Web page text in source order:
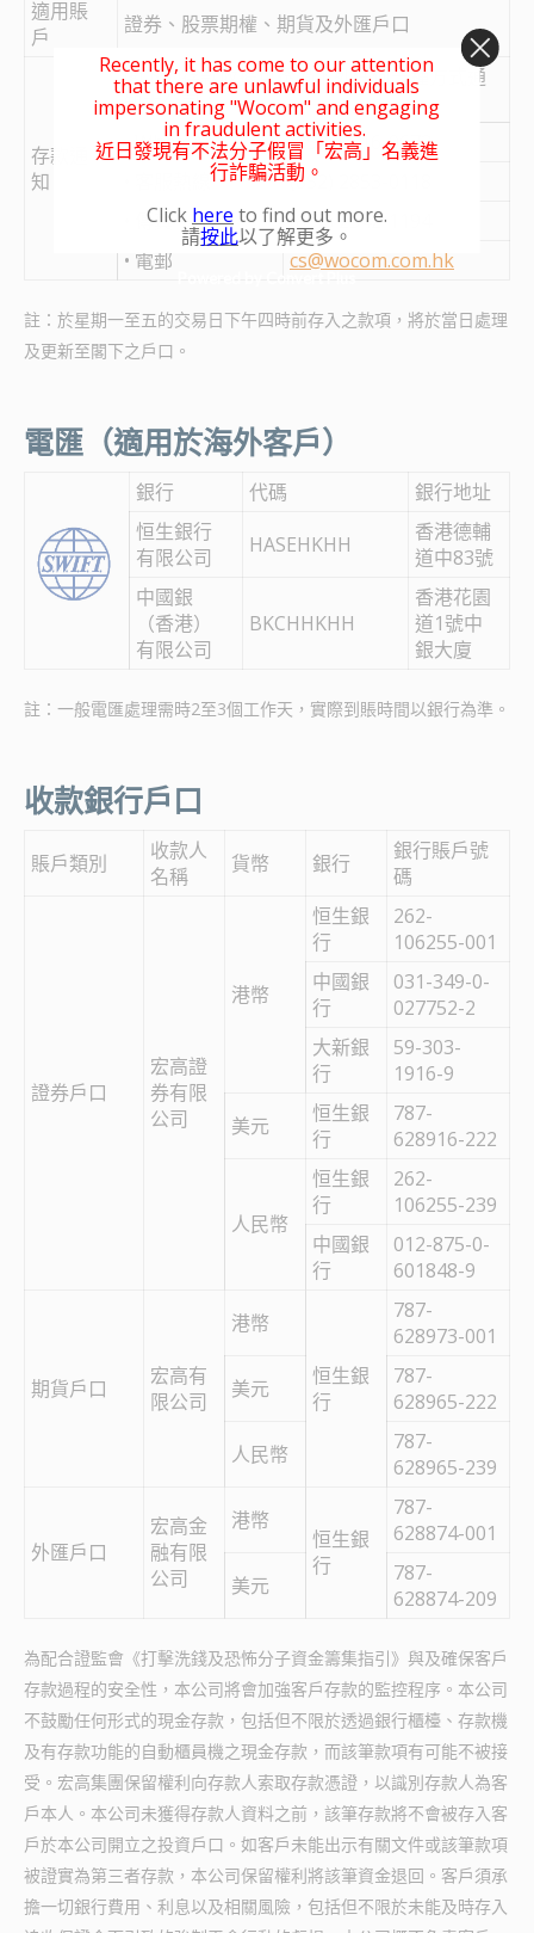
適用賬
戶
證券、股票期權、期貨及外匯戶口
存款通
知
閣下的存款收據可透過下列任何一種方式通
知本公司：
• WhatsApp
(852) 5616-0672
• 客服熱線
(852) 2853-0118
• 傳真
(852) 2542-1194
• 電郵
cs@wocom.com.hk
註：於星期一至五的交易日下午四時前存入之款項，將於當日處理
及更新至閣下之戶口。
電匯（適用於海外客戶）
銀行 代碼
銀行地址
恒生銀行
有限公司
HASEHKHH
香港德輔
道中83號
中國銀
（香港）
有限公司
BKCHHKHH
香港花園
道1號中
銀大廈
註：一般電匯處理需時2至3個工作天，實際到賬時間以銀行為準。
收款銀行戶口
賬戶類別
收款人
名稱
貨幣 銀行
銀行賬戶號
碼
證券戶口
宏高證
券有限
公司
港幣
恒生銀
行
262-
106255-001
中國銀
行
031-349-0-
027752-2
大新銀
行
59-303-
1916-9
美元
恒生銀
行
787-
628916-222
人民幣
恒生銀
行
262-
106255-239
中國銀
行
012-875-0-
601848-9
期貨戶口
宏高有
限公司
港幣
恒生銀
行
787-
628973-001
美元
787-
628965-222
人民幣
787-
628965-239
外匯戶口
宏高金
融有限
公司
港幣
恒生銀
行
787-
628874-001
美元
787-
628874-209
為配合證監會《打擊洗錢及恐怖分子資金籌集指引》與及確保客戶
存款過程的安全性，本公司將會加強客戶存款的監控程序。本公司
不鼓勵任何形式的現金存款，包括但不限於透過銀行櫃檯、存款機
及有存款功能的自動櫃員機之現金存款，而該筆款項有可能不被接
受。宏高集團保留權利向存款人索取存款憑證，以識別存款人為客
戶本人。本公司未獲得存款人資料之前，該筆存款將不會被存入客
戶於本公司開立之投資戶口。如客戶未能出示有關文件或該筆款項
被證實為第三者存款，本公司保留權利將該筆資金退回。客戶須承
擔一切銀行費用、利息以及相關風險，包括但不限於未能及時存入
Recently, it has come to our attention
that there are unlawful individuals
impersonating "Wocom" and engaging
in fraudulent activities.
近日發現有不法分子假冒「宏高」名義進
行詐騙活動。
Click here to find out more.
請按此以了解更多。
Powered by Convert Plus